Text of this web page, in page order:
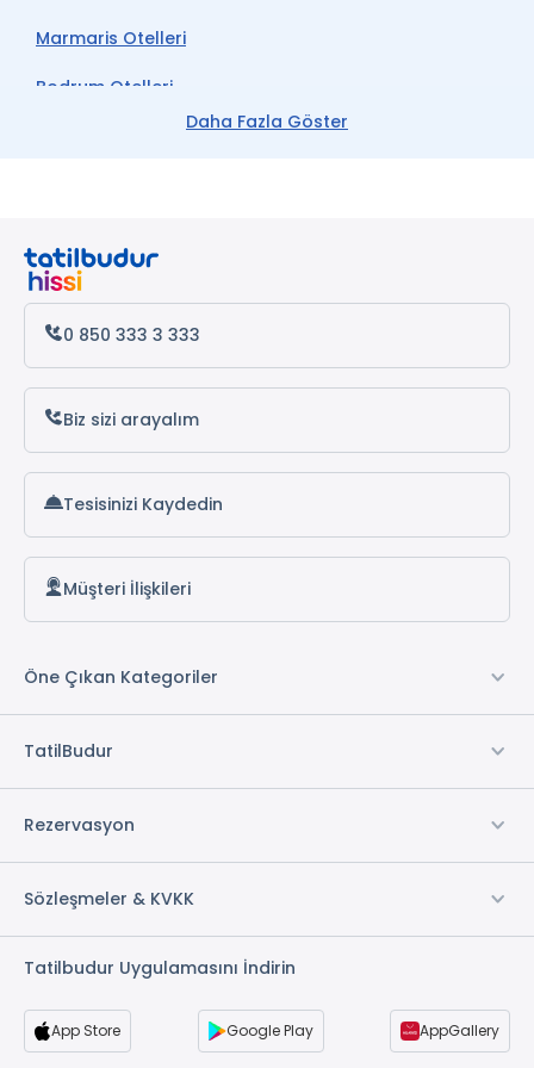
Daha Fazla Göster
Marmaris Otelleri
Bodrum Otelleri
Antalya Otelleri
Alanya Otelleri
0 850 333 3 333
Biz sizi arayalım
Tesisinizi Kaydedin
Müşteri İlişkileri
Öne Çıkan Kategoriler
TatilBudur
Rezervasyon
Sözleşmeler & KVKK
Tatilbudur Uygulamasını İndirin
App Store Google Play AppGallery